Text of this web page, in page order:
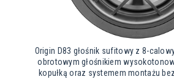
Origin D83 głośnik sufitowy z 8-
obrotowym głośnikiem
kopułką oraz systemem montażu